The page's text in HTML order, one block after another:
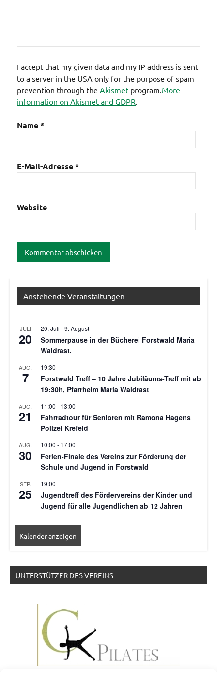
I accept that my given data and my IP address is sent
to a server in the USA only for the purpose of spam
prevention through the Akismet program.More
information on Akismet and GDPR.
Name*
E-Mail-Adresse*
Website
Anstehende Veranstaltungen
JULI
20
20. Juli -9. August
Sommerpause in der Bücherei Forstwald Maria
Waldrast.
AUG.
7
19:30
Forstwald Treff – 10 Jahre Jubiläums-Treff mit ab
19:30h, Pfarrheim Maria Waldrast
AUG.
21
11:00 - 13:00
Fahrradtour für Senioren mit Ramona Hagens
Polizei Krefeld
AUG.
30
10:00 - 17:00
Ferien-Finale des Vereins zur Förderung der
Schule und Jugend in Forstwald
SEP.
25
19:00
Jugendtreff des Fördervereins der Kinder und
Jugend für alle Jugendlichen ab 12 Jahren
Kalender anzeigen
UNTERSTÜTZER DES VEREINS